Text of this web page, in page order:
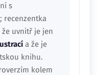
s
recenzentka
že uvnitř je jen
a že je
knihu.
kolem